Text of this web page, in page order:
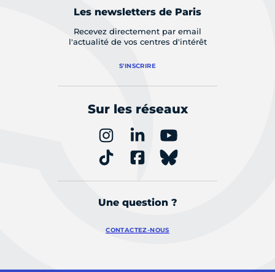
Les newsletters de Paris
Recevez directement par email
l'actualité de vos centres d'intérêt
S'INSCRIRE
Sur les réseaux
Une question ?
CONTACTEZ-NOUS